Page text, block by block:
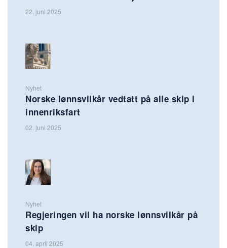
22. juni 2025
Nyhet
Norske lønnsvilkår vedtatt på alle skip i
innenriksfart
02. juni 2025
Nyhet
Regjeringen vil ha norske lønnsvilkår på
skip
04. april 2025